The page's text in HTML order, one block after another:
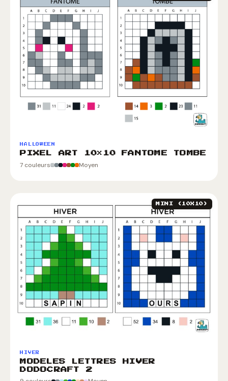
HALLOWEEN
PIXEL ART 10×10 FANTOME TOMBE
7 couleurs Moyen
MINI (10X10)
HIVER
MODELES LETTRES HIVER
DODOCRAFT 2